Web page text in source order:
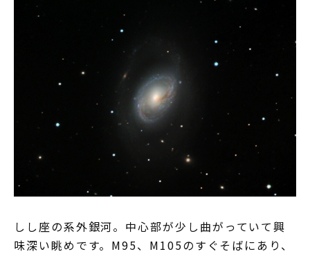
しし座の系外銀河。中心部が少し曲がっていて興
味深い眺めです。M95、M105のすぐそばにあり、